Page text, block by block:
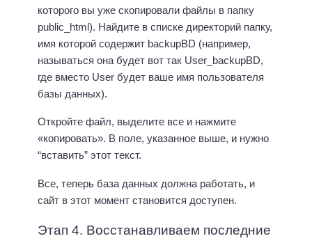
которого вы уже скопировали файлы в папку
public_html). Найдите в списке директорий папку,
имя которой содержит backupBD (например,
называться она будет вот так User_backupBD,
где вместо User будет ваше имя пользователя
базы данных).
Откройте файл, выделите все и нажмите
«копировать». В поле, указанное выше, и нужно
“вставить” этот текст.
Все, теперь база данных должна работать, и
сайт в этот момент становится доступен.
Этап 4. Восстанавливаем последние